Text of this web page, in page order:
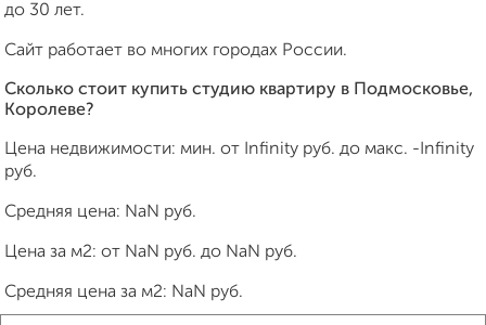
до 30 лет.
Сайт работает во многих городах России.
Сколько стоит купить студию квартиру в Подмосковье,
Королеве?
Цена недвижимости: мин. от Infinity руб. до макс. -Infinity
руб.
Средняя цена: NaN руб.
Цена за м2: от NaN руб. до NaN руб.
Средняя цена за м2: NaN руб.